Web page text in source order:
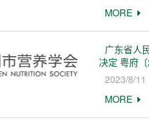
MORE
广东省人
决定 粤府
2023/8/11
MORE